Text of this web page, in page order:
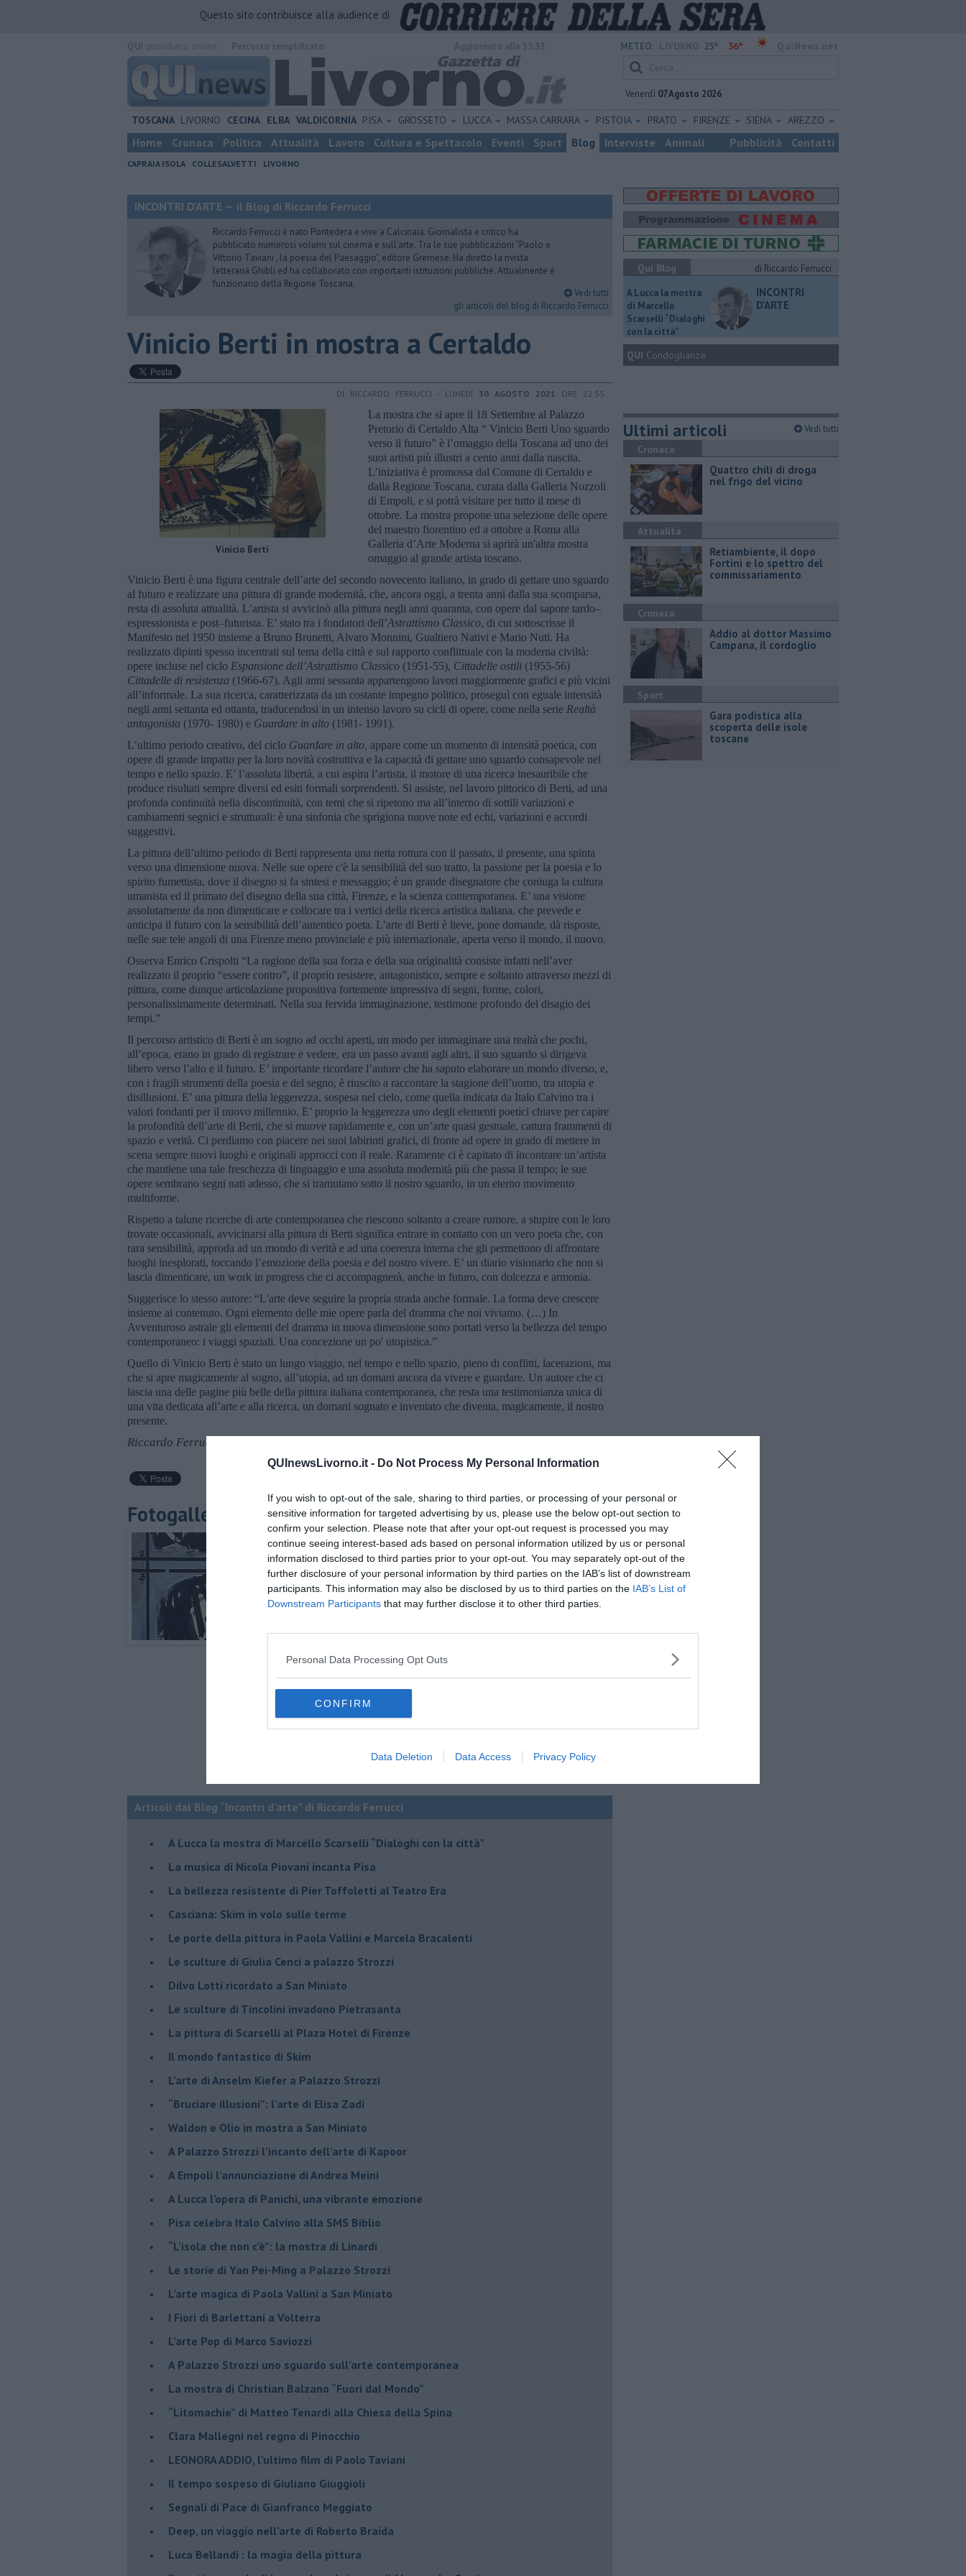
QUInewsLivorno.it - Do Not Process My Personal Information
If you wish to opt-out of the sale, sharing to third parties, or processing of your personal or
sensitive information for targeted advertising by us, please use the below opt-out section to
confirm your selection. Please note that after your opt-out request is processed you may
continue seeing interest-based ads based on personal information utilized by us or personal
information disclosed to third parties prior to your opt-out. You may separately opt-out of the
further disclosure of your personal information by third parties on the IAB’s list of downstream
participants. This information may also be disclosed by us to third parties on the IAB’s List of
Downstream Participants that may further disclose it to other third parties.
Personal Data Processing Opt Outs
CONFIRM
Data Deletion Data Access Privacy Policy
Questo sito contribuisce alla audience di
METEO: 25° 36°
Venerdì 07 Agosto 2026
TOSCANA LIVORNO CECINA ELBA VALDICORNIA PISA GROSSETO LUCCA MASSA CARRARA PISTOIA PRATO FIRENZE SIENA AREZZO
Home Cronaca Politica Attualità Lavoro Cultura e Spettacolo Eventi Sport Blog Interviste Animali Pubblicità Contatti
CAPRAIA ISOLA COLLESALVETTI LIVORNO
INCONTRI D'ARTE — il Blog di Riccardo Ferrucci
Riccardo Ferrucci è nato Pontedera e vive a Calcinaia. Giornalista e critico ha
pubblicato numerosi volumi sul cinema e sull’arte. Tra le sue pubblicazioni “Paolo e
Vittorio Taviani , la poesia del Paesaggio”, editore Gremese. Ha diretto la rivista
letteraria Ghibli ed ha collaborato con importanti istituzioni pubbliche. Attualmente è
funzionario della Regione Toscana.
Vedi tutti
gli articoli del blog di Riccardo Ferrucci
Vinicio Berti in mostra a Certaldo
DI RICCARDO FERRUCCI - LUNEDÌ 30 AGOSTO 2021 ORE 12:55
Vinicio Berti
La mostra che si apre il 18 Settembre al Palazzo
Pretorio di Certaldo Alta “ Vinicio Berti Uno sguardo
verso il futuro” è l’omaggio della Toscana ad uno dei
suoi artisti più illustri a cento anni dalla nascita.
L’iniziativa è promossa dal Comune di Certaldo e
dalla Regione Toscana, curata dalla Galleria Nozzoli
di Empoli, e si potrà visitare per tutto il mese di
ottobre. La mostra propone una selezione delle opere
del maestro fiorentino ed a ottobre a Roma alla
Galleria d’Arte Moderna si aprirà un'altra mostra
omaggio al grande artista toscano.
Vinicio Berti è una figura centrale dell’arte del secondo novecento italiano, in grado di gettare uno sguardo
al futuro e realizzare una pittura di grande modernità, che, ancora oggi, a trenta anni dalla sua scomparsa,
resta di assoluta attualità. L’artista si avvicinò alla pittura negli anni quaranta, con opere dal sapore tardo–
espressionista e post–futurista. E’ stato tra i fondatori dell’Astrattismo Classico, di cui sottoscrisse il
Manifesto nel 1950 insieme a Bruno Brunetti, Alvaro Monnini, Gualtiero Nativi e Mario Nuti. Ha
realizzato dipinti spesso incentrati sul tema della città e sul rapporto conflittuale con la moderna civiltà:
opere incluse nel ciclo Espansione dell’Astrattismo Classico (1951-55), Cittadelle ostili (1955-56)
Cittadelle di resistenza (1966-67). Agli anni sessanta appartengono lavori maggiormente grafici e più vicini
all’informale. La sua ricerca, caratterizzata da un costante impegno politico, proseguì con eguale intensità
negli anni settanta ed ottanta, traducendosi in un intenso lavoro su cicli di opere, come nella serie Realtà
antagonista (1970- 1980) e Guardare in alto (1981- 1991).
L’ultimo periodo creativo, del ciclo Guardare in alto, appare come un momento di intensità poetica, con
opere di grande impatto per la loro novità costruttiva e la capacità di gettare uno sguardo consapevole nel
tempo e nello spazio. E’ l’assoluta libertà, a cui aspira l’artista, il motore di una ricerca inesauribile che
produce risultati sempre diversi ed esiti formali sorprendenti. Si assiste, nel lavoro pittorico di Berti, ad una
profonda continuità nella discontinuità, con temi che si ripetono ma all’interno di sottili variazioni e
cambiamenti segnici e strutturali: è una sinfonia che sprigiona nuove note ed echi, variazioni e accordi
suggestivi.
La pittura dell’ultimo periodo di Berti rappresenta una netta rottura con il passato, il presente, una spinta
verso una dimensione nuova. Nelle sue opere c'è la sensibilità del suo tratto, la passione per la poesia e lo
spirito fumettista, dove il disegno si fa sintesi e messaggio; è un grande disegnatore che coniuga la cultura
umanista ed il primato del disegno della sua città, Firenze, e la scienza contemporanea. E’ una visione
assolutamente da non dimenticare e collocare tra i vertici della ricerca artistica italiana, che prevede e
anticipa il futuro con la sensibilità dell’autentico poeta. L’arte di Berti è lieve, pone domande, dà risposte,
nelle sue tele angoli di una Firenze meno provinciale e più internazionale, aperta verso il mondo, il nuovo.
Osserva Enrico Crispolti “La ragione della sua forza e della sua originalità consiste infatti nell’aver
realizzato il proprio “essere contro”, il proprio resistere, antagonistico, sempre e soltanto attraverso mezzi di
pittura, come dunque articolazione propositiva fortemente impressiva di segni, forme, colori,
personalissimamente determinati. Nella sua fervida immaginazione, testimone profondo del disagio dei
tempi.”
Il percorso artistico di Berti è un sogno ad occhi aperti, un modo per immaginare una realtà che pochi,
all’epoca, erano in grado di registrare e vedere, era un passo avanti agli altri, il suo sguardo si dirigeva
libero verso l’alto e il futuro. E’ importante ricordare l’autore che ha saputo elaborare un mondo diverso, e,
con i fragili strumenti della poesia e del segno, è riuscito a raccontare la stagione dell’uomo, tra utopia e
disillusioni. E’ una pittura della leggerezza, sospesa nel cielo, come quella indicata da Italo Calvino tra i
valori fondanti per il nuovo millennio. E’ proprio la leggerezza uno degli elementi poetici chiave per capire
la profondità dell’arte di Berti, che si muove rapidamente e, con un’arte quasi gestuale, cattura frammenti di
spazio e verità. Ci perdiamo con piacere nei suoi labirinti grafici, di fronte ad opere in grado di mettere in
scena sempre nuovi luoghi e originali approcci con il reale. Raramente ci è capitato di incontrare un’artista
che mantiene una tale freschezza di linguaggio e una assoluta modernità più che passa il tempo; le sue
opere sembrano segni nati adesso, che si tramutano sotto il nostro sguardo, in un eterno movimento
multiforme.
Rispetto a talune ricerche di arte contemporanea che riescono soltanto a creare rumore, a stupire con le loro
trovate occasionali, avvicinarsi alla pittura di Berti significa entrare in contatto con un vero poeta che, con
rara sensibilità, approda ad un mondo di verità e ad una coerenza interna che gli permettono di affrontare
luoghi inesplorati, toccando l’emozione della poesia e del nostro vivere. E’ un diario visionario che non si
lascia dimenticare, un work in progress che ci accompagnerà, anche in futuro, con dolcezza e armonia.
Suggerisce lo stesso autore: “L'arte deve seguire la propria strada anche formale. La forma deve crescere
insieme al contenuto. Ogni elemento delle mie opere parla del dramma che noi viviamo. (…) In
Avventuroso astrale gli elementi del dramma in nuova dimensione sono portati verso la bellezza del tempo
contemporaneo: i viaggi spaziali. Una concezione un po' utopistica.”
Quello di Vinicio Berti è stato un lungo viaggio, nel tempo e nello spazio, pieno di conflitti, lacerazioni, ma
che si apre magicamente al sogno, all’utopia, ad un domani ancora da vivere e guardare. Un autore che ci
lascia una delle pagine più belle della pittura italiana contemporanea, che resta una testimonianza unica di
una vita dedicata all’arte e alla ricerca, un domani sognato e inventato che diventa, magicamente, il nostro
presente.
Riccardo Ferrucci
Fotogallery
Articoli dal Blog “Incontri d'arte” di Riccardo Ferrucci
A Lucca la mostra di Marcello Scarselli “Dialoghi con la città"
​La musica di Nicola Piovani incanta Pisa
​La bellezza resistente di Pier Toffoletti al Teatro Era
​Casciana: Skim in volo sulle terme
​Le porte della pittura in Paola Vallini e Marcela Bracalenti
​Le sculture di Giulia Cenci a palazzo Strozzi
​Dilvo Lotti ricordato a San Miniato
​Le sculture di Tincolini invadono Pietrasanta
La pittura di Scarselli al Plaza Hotel di Firenze
​Il mondo fantastico di Skim
​L’arte di Anselm Kiefer a Palazzo Strozzi
​“Bruciare illusioni”: l’arte di Elisa Zadi
​Waldon e Olio in mostra a San Miniato
​A Palazzo Strozzi l’incanto dell’arte di Kapoor
​A Empoli l’annunciazione di Andrea Meini
A Lucca l’opera di Panichi, una vibrante emozione
Pisa celebra Italo Calvino alla SMS Biblio
“L’isola che non c’è”: la mostra di Linardi
​Le storie di Yan Pei-Ming a Palazzo Strozzi
​L’arte magica di Paola Vallini a San Miniato
​I Fiori di Barlettani a Volterra
​L’arte Pop di Marco Saviozzi
​A Palazzo Strozzi uno sguardo sull’arte contemporanea
La mostra di Christian Balzano “Fuori dal Mondo”
​“Litomachie” di Matteo Tenardi alla Chiesa della Spina
​Clara Mallegni nel regno di Pinocchio
​LEONORA ADDIO, l’ultimo film di Paolo Taviani
Il tempo sospeso di Giuliano Giuggioli
Segnali di Pace di Gianfranco Meggiato
​Deep, un viaggio nell’arte di Roberto Braida
​Luca Bellandi : la magia della pittura
Qui Blog
di Riccardo Ferrucci
A Lucca la mostra
di Marcello
Scarselli “Dialoghi
con la città"
INCONTRI
D'ARTE
QUI Condoglianze
Ultimi articoli Vedi tutti
Cronaca
Quattro chili di droga
nel frigo del vicino
Attualità
Retiambiente, il dopo
Fortini e lo spettro del
commissariamento
Cronaca
Addio al dottor Massimo
Campana, il cordoglio
Sport
Gara podistica alla
scoperta delle isole
toscane